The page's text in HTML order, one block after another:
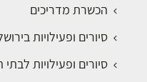
הכשרת מדריכים
סיורים ופעילויות
סיורים ופעילויות